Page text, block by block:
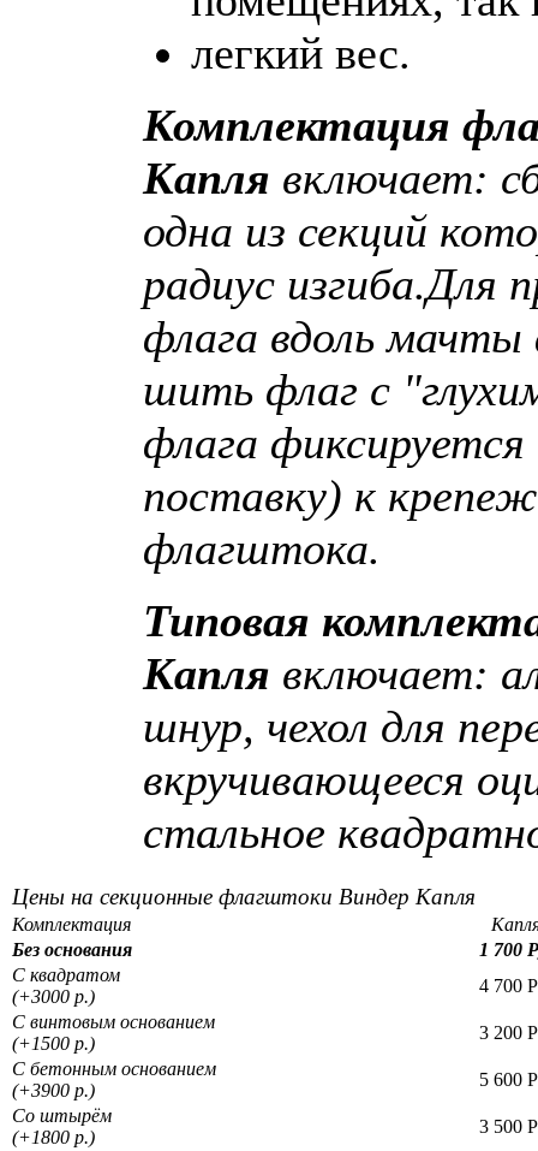
легкий вес.
Комплектация
Капля включает:
одна из секций
радиус изгиба.Для
флага вдоль
шить флаг с
флага
поставку) к
флагштока.
Типовая
Капля включает:
шнур, чехол для
вкручивающееся
стальное
Цены на секционные флагштоки Виндер Капля
Комплектация
Без основания
1 700
С квадратом
(+3000 р.)
4 700
С винтовым основанием
(+1500 р.)
3 200
С бетонным основанием
(+3900 р.)
5 600
Со штырём
(+1800 р.)
3 500